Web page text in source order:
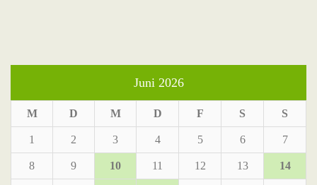
Juni 2026
M D M D F S S
1 2 3 4 5 6 7
8 9 10 11 12 13 14